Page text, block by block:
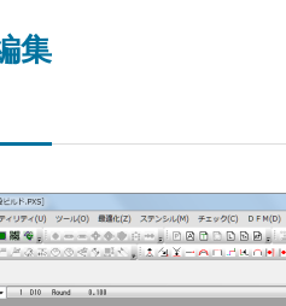
集